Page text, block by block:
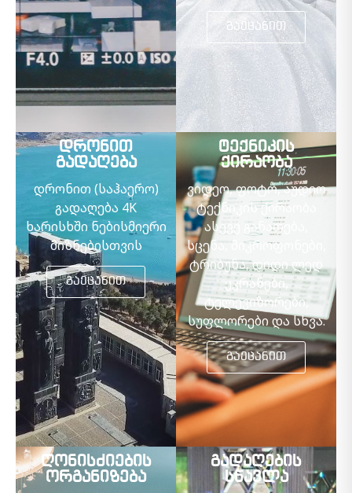
გაეცანით
დრონით
გადაღება
დრონით (საჰაერო)
გადაღება 4K
ხარისხში ნებისმიერი
მიზნებისთვის
გაეცანით
ტექნიკის
ქირაობა
ვიდეო, ფოტო, აუდიო
ტექნიკის ქირაობა
ასევე განათება,
სცენა, მიკროფონები,
ტრიბუნა, დიდი ლედ
ეკრანები,
ტელევიზორები,
სუფლორები და სხვა.
გაეცანით
ღონისძიების
ორგანიზება
გადაღების
სწავლა